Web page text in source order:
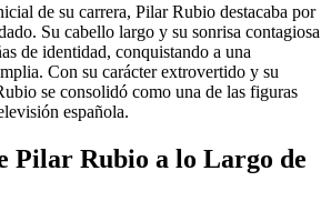
de su carrera, Pilar Rubio destacaba por
Su cabello largo y su sonrisa contagiosa
de identidad, conquistando a una
Con su carácter extrovertido y su
se consolidó como una de las figuras
española.
Pilar Rubio a lo Largo de